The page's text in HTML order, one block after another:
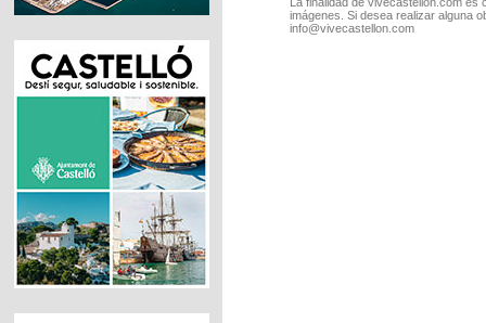
imágenes. Si desea realizar alguna
info@vivecastellon.com